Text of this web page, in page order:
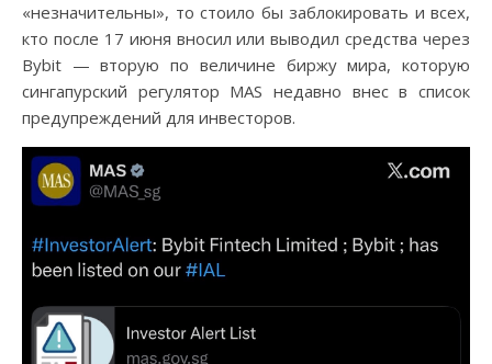
«незначительны», то стоило бы заблокировать и всех,
кто после 17 июня вносил или выводил средства через
Bybit — вторую по величине биржу мира, которую
сингапурский регулятор MAS недавно внес в список
предупреждений для инвесторов.